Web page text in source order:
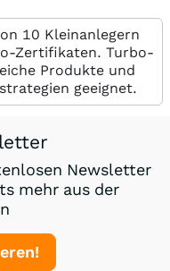
10 Kleinanlegern
Zertifikaten. Turbo-
Produkte und
geeignet.
Newsletter
mehr aus der